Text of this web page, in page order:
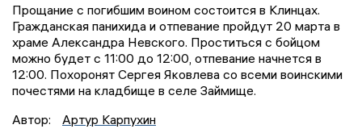
Прощание с погибшим воином состоится в Клинцах.
Гражданская панихида и отпевание пройдут 20 марта в
храме Александра Невского. Проститься с бойцом
можно будет с 11:00 до 12:00, отпевание начнется в
12:00. Похоронят Сергея Яковлева со всеми воинскими
почестями на кладбище в селе Займище.
Автор:
Артур Карпухин